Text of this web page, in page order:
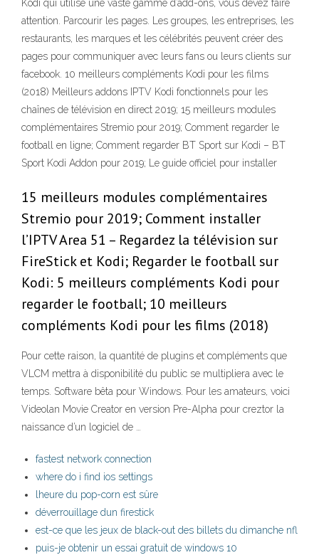
Kodi qui utilise une vaste gamme d’add-ons, vous devez faire
attention. Parcourir les pages. Les groupes, les entreprises, les
restaurants, les marques et les célébrités peuvent créer des
pages pour communiquer avec leurs fans ou leurs clients sur
facebook. 10 meilleurs compléments Kodi pour les films
(2018) Meilleurs addons IPTV Kodi fonctionnels pour les
chaînes de télévision en direct 2019; 15 meilleurs modules
complémentaires Stremio pour 2019; Comment regarder le
football en ligne; Comment regarder BT Sport sur Kodi – BT
Sport Kodi Addon pour 2019; Le guide officiel pour installer
15 meilleurs modules complémentaires
Stremio pour 2019; Comment installer
l’IPTV Area 51 – Regardez la télévision sur
FireStick et Kodi; Regarder le football sur
Kodi: 5 meilleurs compléments Kodi pour
regarder le football; 10 meilleurs
compléments Kodi pour les films (2018)
Pour cette raison, la quantité de plugins et compléments que
VLCM mettra à disponibilité du public se multipliera avec le
temps. Software bêta pour Windows. Pour les amateurs, voici
Videolan Movie Creator en version Pre-Alpha pour creztor la
naissance d’un logiciel de …
fastest network connection
where do i find ios settings
lheure du pop-corn est sûre
déverrouillage dun firestick
est-ce que les jeux de black-out des billets du dimanche nfl
puis-je obtenir un essai gratuit de windows 10